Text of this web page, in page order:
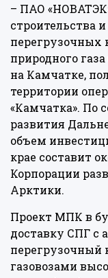
– ПАО
строительства
перегрузочных
природного
на Камчатке,
территории
«Камчатка». По
развития
объем
крае составит
Корпорации
Арктики.
Проект МПК в
доставку СПГ с
перегрузочный
газовозами